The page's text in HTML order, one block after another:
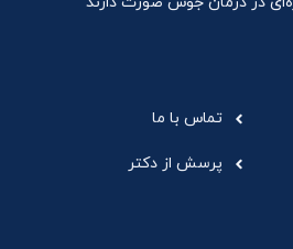
تماس با ما
پرسش از دکتر